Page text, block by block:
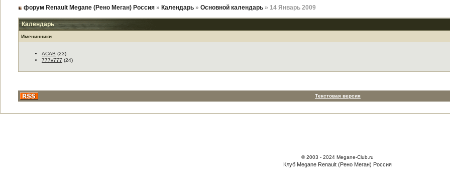
форум Renault Megane (Рено Меган) Россия» Календарь» Основной календарь» 14 Январь 2009
Календарь
Именинники
ACAB (23)
777v777 (24)
Текстовая версия
© 2003 - 2024 Megane-Club.ru
Клуб Megane Renault (Рено Меган) Россия